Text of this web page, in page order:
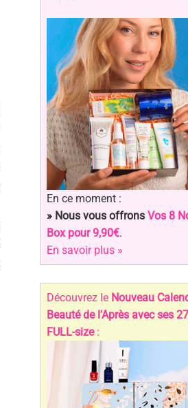
En ce moment :
» Nous vous offrons Vos 8
Box pour 9,90€.
En savoir plus »
Découvrez le Nouveau
Beauté de l'Après avec ses
FULL-size: